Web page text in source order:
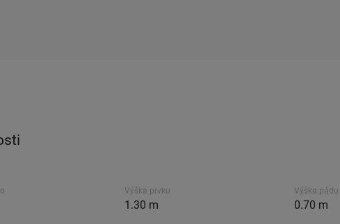
Výška prvku
1.30 m
Výška pádu
0.70 m